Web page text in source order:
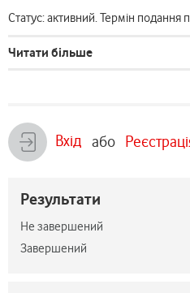
Статус: активний. Термін подання
Читати більше
Вхід або
Результати
Не завершений
Завершений